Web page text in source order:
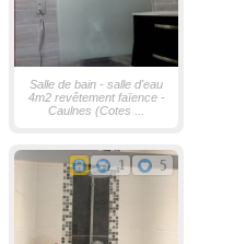
Salle de bain - salle d'eau
4m2 revêtement faïence -
Caulnes (Cotes ...
1 5